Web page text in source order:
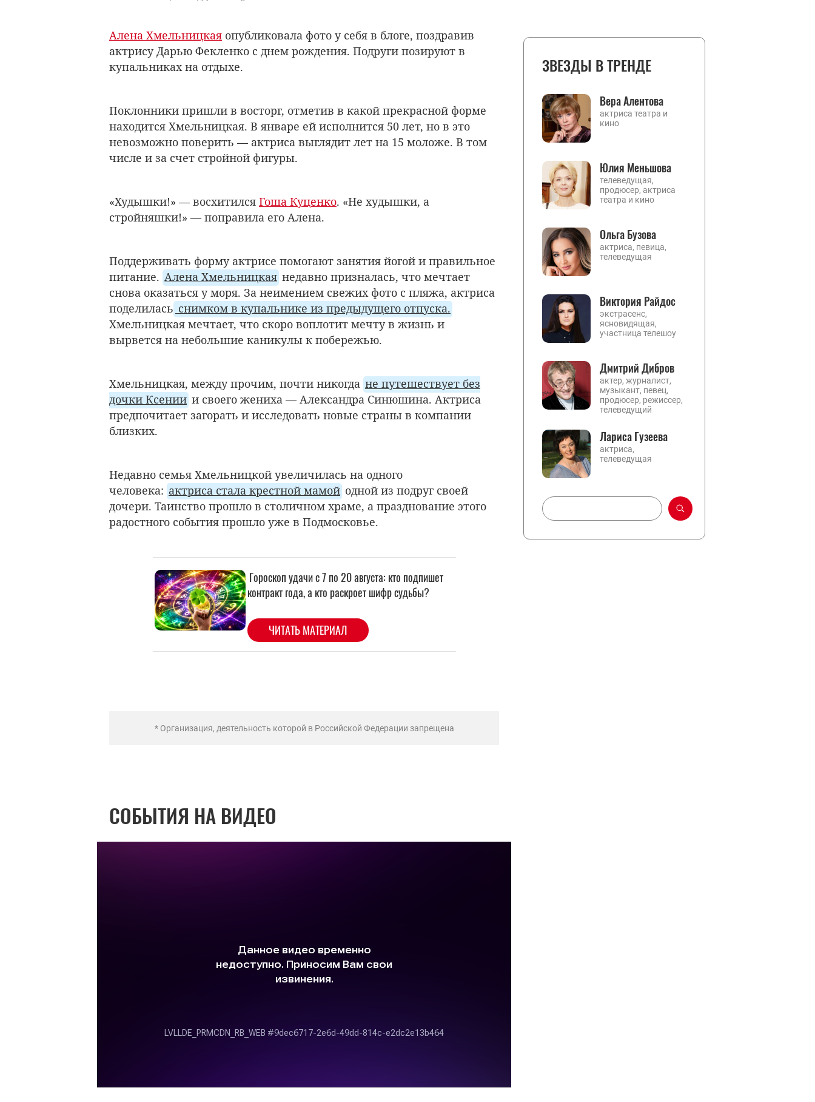
Алена Хмельницкая опубликовала фото у себя в блоге, поздравив
актрису Дарью Фекленко с днем рождения. Подруги позируют в
купальниках на отдыхе.
Поклонники пришли в восторг, отметив в какой прекрасной форме
находится Хмельницкая. В январе ей исполнится 50 лет, но в это
невозможно поверить — актриса выглядит лет на 15 моложе. В том
числе и за счет стройной фигуры.
«Худышки!» — восхитился Гоша Куценко. «Не худышки, а
стройняшки!» — поправила его Алена.
Поддерживать форму актрисе помогают занятия йогой и правильное
питание. Алена Хмельницкая недавно призналась, что мечтает
снова оказаться у моря. За неимением свежих фото с пляжа, актриса
поделилась снимком в купальнике из предыдущего отпуска.
Хмельницкая мечтает, что скоро воплотит мечту в жизнь и
вырвется на небольшие каникулы к побережью.
Хмельницкая, между прочим, почти никогда не путешествует без
дочки Ксении и своего жениха — Александра Синюшина. Актриса
предпочитает загорать и исследовать новые страны в компании
близких.
Недавно семья Хмельницкой увеличилась на одного
человека: актриса стала крестной мамой одной из подруг своей
дочери. Таинство прошло в столичном храме, а празднование этого
радостного события прошло уже в Подмосковье.
* Организация, деятельность которой в Российской Федерации запрещена
СОБЫТИЯ НА ВИДЕО
ЗВЕЗДЫ В ТРЕНДЕ
Вера Алентова
актриса театра и
кино
Юлия Меньшова
телеведущая,
продюсер, актриса
театра и кино
Ольга Бузова
актриса, певица,
телеведущая
Виктория Райдос
экстрасенс,
ясновидящая,
участница телешоу
Дмитрий Дибров
актер, журналист,
музыкант, певец,
продюсер, режиссер,
телеведущий
Лариса Гузеева
актриса,
телеведущая